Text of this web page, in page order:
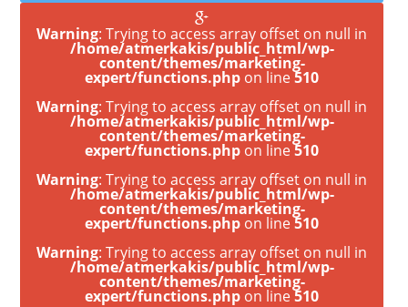
Warning: Trying to access array offset on null in
/home/atmerkakis/public_html/wp-
content/themes/marketing-
expert/functions.php on line510
Warning: Trying to access array offset on null in
/home/atmerkakis/public_html/wp-
content/themes/marketing-
expert/functions.php on line510
Warning: Trying to access array offset on null in
/home/atmerkakis/public_html/wp-
content/themes/marketing-
expert/functions.php on line510
Warning: Trying to access array offset on null in
/home/atmerkakis/public_html/wp-
content/themes/marketing-
expert/functions.php on line510